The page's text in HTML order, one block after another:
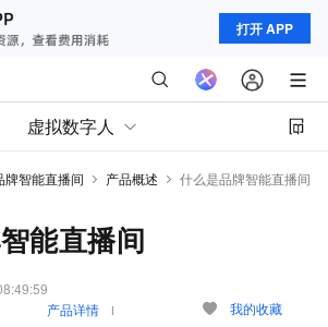
打开 APP
虚拟数字人
牌智能直播间 产品概述 什么是品牌智能直播间
能直播间
产品详情 我的收藏